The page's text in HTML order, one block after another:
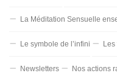
La Méditation Sensuelle
Le symbole de l’infini
Newsletters Nos actions